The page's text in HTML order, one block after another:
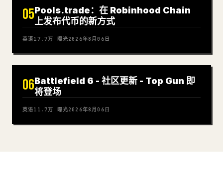
05Pools.trade：在 Robinhood Chain
上发布代币的新方式
英语17.7万 曝光2026年8月06日
06Battlefield 6 - 社区更新 - Top Gun 即
将登场
英语11.7万 曝光2026年8月06日